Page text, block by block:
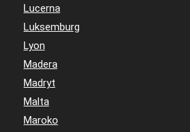
Lucerna
Luksemburg
Lyon
Madera
Madryt
Malta
Maroko